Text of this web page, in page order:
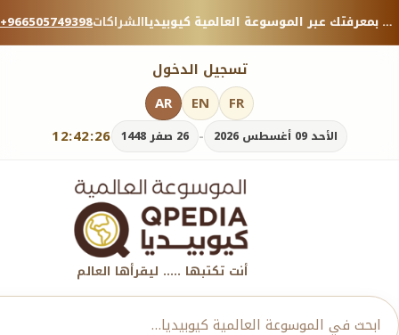
+966505749398الشراكات منصة معرفية موثوقة — شارك بمعرفتك عبر الموسوعة العالمية كيوبيديا.
تسجيل الدخول
12:42:27 الأحد 09 أغسطس 2026 - 26 صفر 1448
AR EN FR
أنت تكتبها ..... ليقرأها العالم